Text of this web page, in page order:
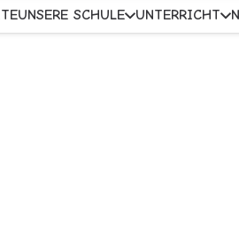
UNSERE SCHULE UNTERRICHT